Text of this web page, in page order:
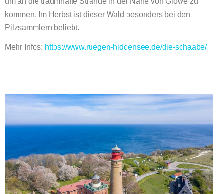
kommen. Im Herbst ist dieser Wald besonders bei den
Pilzsammlern beliebt.
Mehr Infos: https://www.ruegen-hiddensee.de/die-schaabe/